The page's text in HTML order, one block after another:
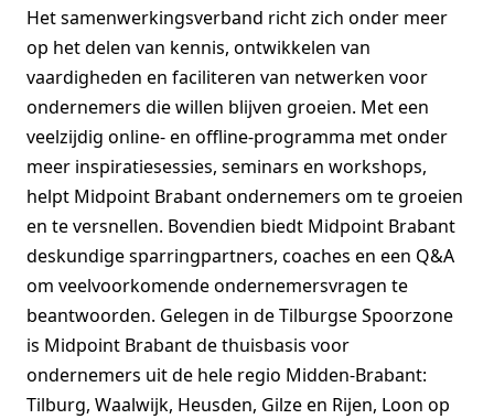
Het samenwerkingsverband richt zich onder meer
op het delen van kennis, ontwikkelen van
vaardigheden en faciliteren van netwerken voor
ondernemers die willen blijven groeien. Met een
veelzijdig online- en offline-programma met onder
meer inspiratiesessies, seminars en workshops,
helpt Midpoint Brabant ondernemers om te groeien
en te versnellen. Bovendien biedt Midpoint Brabant
deskundige sparringpartners, coaches en een Q&A
om veelvoorkomende ondernemersvragen te
beantwoorden. Gelegen in de Tilburgse Spoorzone
is Midpoint Brabant de thuisbasis voor
ondernemers uit de hele regio Midden-Brabant:
Tilburg, Waalwijk, Heusden, Gilze en Rijen, Loon op